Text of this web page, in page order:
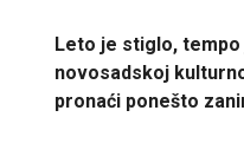
Leto je stiglo, tempo
novosadskoj
pronaći ponešto